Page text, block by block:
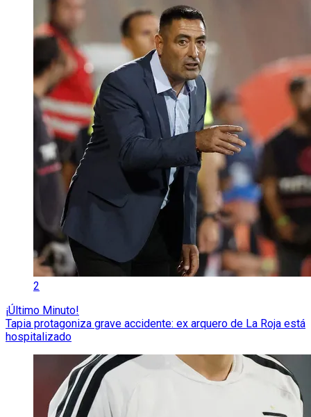
2
¡Último Minuto!
Tapia protagoniza grave accidente: ex arquero de La Roja está
hospitalizado